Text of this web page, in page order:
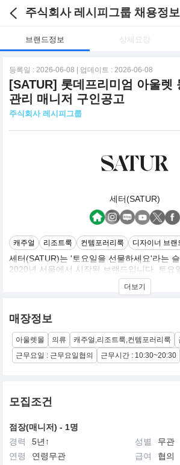
주식회사 레시피그룹 채용정보
브랜드정보 상세요강
등록일 : 2026-06-08 | 업데이트 : 2026-06-08
[SATUR] 롯데프리미엄 아울렛
관리 매니저 구인공고
주식회사 레시피그룹
세터(SATUR)
캐주얼 리조트룩 컨템포러리룩 디자이너 브랜
세터(SATUR)는 '토요일을 선물하세요'라는
2020년 서울에서 시작된 브랜드입니다. 토요
운 감성을 토대로 한 리조트 컨템포러리 룩을
더보기
매장정보
아울렛몰 의류 캐주얼,리조트룩,컨템포러리룩
근무요일 : 근무요일협의
근무시간 : 10:30~20:30
모집조건
점장(매니저) - 1명
경력
5년↑ 성별
무관
연령
연령무관 급여 협의